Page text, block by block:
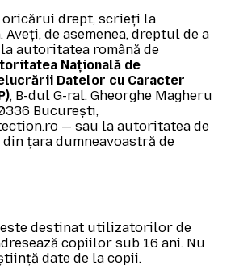
oricărui drept, scrieți la
de asemenea, dreptul de a
autoritatea română de
Națională de
Datelor cu Caracter
, B-dul G-ral. Gheorghe Magheru
București,
— sau la autoritatea de
țara dumneavoastră de
destinat utilizatorilor de
copiilor sub 16 ani. Nu
date de la copii.